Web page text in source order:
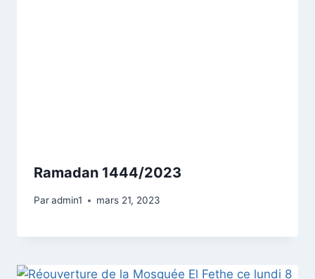
Ramadan 1444/2023
Paradmin1 mars 21, 2023